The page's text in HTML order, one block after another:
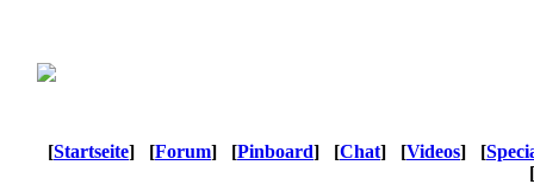
[Startseite] [Forum] [Pinboard] [Chat] [Videos] [
[